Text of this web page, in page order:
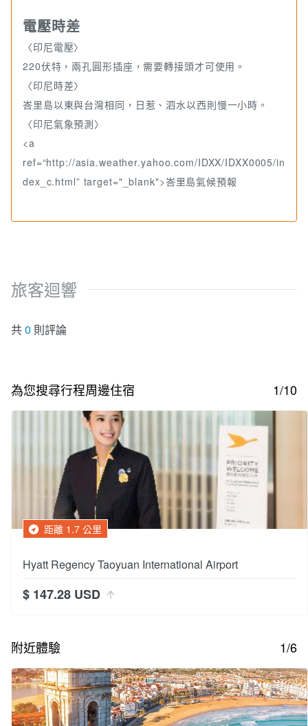
電壓時差
〈印尼電壓〉
220伏特，兩孔圓形插座，需要轉接頭才可使用。
〈印尼時差〉
峇里島以東與台灣相同，日惹、泗水以西則慢一小時。
〈印尼氣象預測〉
<a
ref=“http://asia.weather.yahoo.com/IDXX/IDXX0005/in
dex_c.html” target="_blank">峇里島氣候預報
旅客迴響
共0 則評論
為您搜尋行程周邊住宿 1/10
距離 1.7 公里
Hyatt Regency Taoyuan International Airport
$ 147.28 USD
附近體驗 1/6